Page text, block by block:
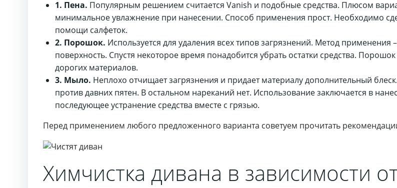
1. Пена. Популярным решением считается Vanish и подобные средства. Плюсом
минимальное увлажнение при нанесении. Способ применения прост. Необходимо
помощи салфеток.
2. Порошок. Используется для удаления всех типов загрязнений. Метод применения
поверхность. Спустя некоторое время понадобится убрать остатки средства.
дорогих материалов.
3. Мыло. Неплохо отчищает загрязнения и придает материалу дополнительный
против давних пятен. В остальном нареканий нет. Использование заключается в
последующее устранение средства вместе с грязью.
Перед применением любого предложенного варианта советуем прочитать
Химчистка дивана в зависимости